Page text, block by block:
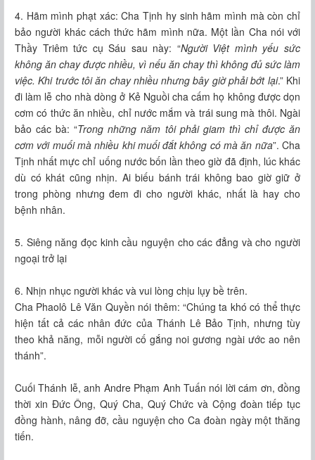
4. Hãm mình phạt xác: Cha Tịnh hy sinh hãm mình mà còn chỉ
bảo người khác cách thức hãm mình nữa. Một lần Cha nói với
Thầy Triêm tức cụ Sáu sau này: “Người Việt mình yếu sức
không ăn chay được nhiều, vì nếu ăn chay thì không đủ sức làm
việc. Khi trước tôi ăn chay nhiều nhưng bây giờ phải bớt lại.” Khi
đi làm lễ cho nhà dòng ở Kẻ Nguồi cha cấm họ không được dọn
cơm có thức ăn nhiều, chỉ nước mắm và trái sung mà thôi. Ngài
bảo các bà: “Trong những năm tôi phải giam thì chỉ được ăn
cơm với muối mà nhiều khi muối đắt không có mà ăn nữa”. Cha
Tịnh nhất mực chỉ uống nước bốn lần theo giờ đã định, lúc khác
dù có khát cũng nhịn. Ai biếu bánh trái không bao giờ giữ ở
trong phòng nhưng đem đi cho người khác, nhất là hay cho
bệnh nhân.
5. Siêng năng đọc kinh cầu nguyện cho các đẳng và cho người
ngoại trở lại
6. Nhịn nhục người khác và vui lòng chịu lụy bề trên.
Cha Phaolô Lê Văn Quyền nói thêm: “Chúng ta khó có thể thực
hiện tất cả các nhân đức của Thánh Lê Bảo Tịnh, nhưng tùy
theo khả năng, mỗi người cố gắng noi gương ngài ước ao nên
thánh”.
Cuối Thánh lễ, anh Andre Phạm Anh Tuấn nói lời cám ơn, đồng
thời xin Đức Ông, Quý Cha, Quý Chức và Cộng đoàn tiếp tục
đồng hành, nâng đỡ, cầu nguyện cho Ca đoàn ngày một thăng
tiến.